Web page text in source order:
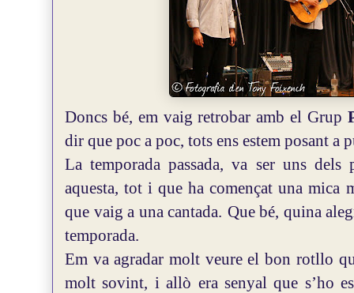
Doncs bé, em vaig retrobar amb el Grup
dir que poc a poc, tots ens estem posant a
La temporada passada, va ser uns
aquesta, tot i que ha començat una mica
que vaig a una cantada. Que bé, quina
temporada.
Em va agradar molt veure el bon rotllo
molt sovint, i allò era senyal que s’ho